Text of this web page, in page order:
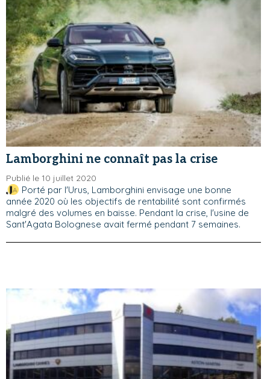
Lamborghini ne connaît pas la crise
Publié le 10 juillet 2020
Porté par l'Urus, Lamborghini envisage une bonne
année 2020 où les objectifs de rentabilité sont confirmés
malgré des volumes en baisse. Pendant la crise, l'usine de
Sant'Agata Bolognese avait fermé pendant 7 semaines.